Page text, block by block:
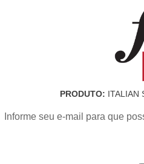
PRODUTO: ITALIAN
Informe seu e-mail para que